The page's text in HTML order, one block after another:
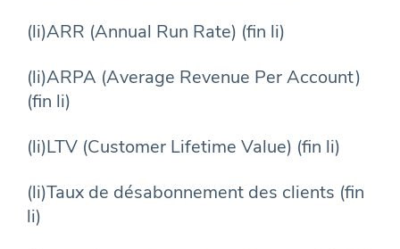
(li)ARR (Annual Run Rate) (fin li)
(li)ARPA (Average Revenue Per Account)
(fin li)
(li)LTV (Customer Lifetime Value) (fin li)
(li)Taux de désabonnement des clients (fin
li)